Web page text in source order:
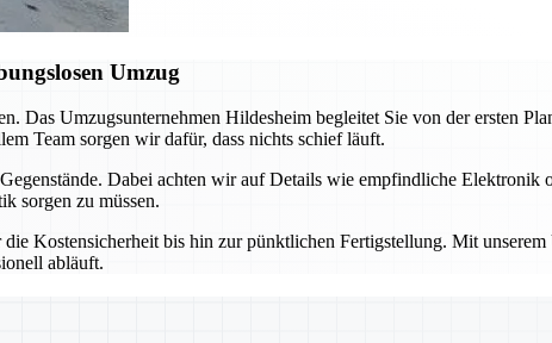
Umzug
Das Umzugsunternehmen Hildesheim begleitet Sie von der ersten
Team sorgen wir dafür, dass nichts schief läuft.
Dabei achten wir auf Details wie empfindliche Elektronik
sorgen zu müssen.
Kostensicherheit bis hin zur pünktlichen Fertigstellung. Mit
abläuft.